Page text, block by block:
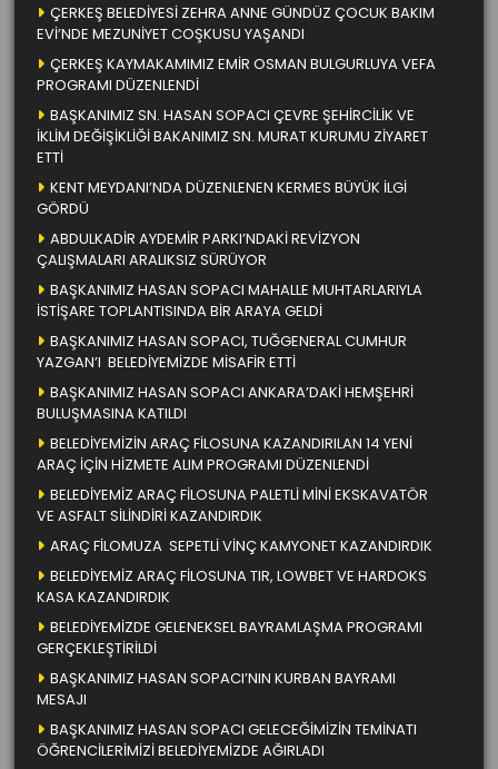
ÇERKEŞ BELEDİYESİ ZEHRA ANNE GÜNDÜZ ÇOCUK BAKIM
EVİ’NDE MEZUNİYET COŞKUSU YAŞANDI
ÇERKEŞ KAYMAKAMIMIZ EMİR OSMAN BULGURLUYA VEFA
PROGRAMI DÜZENLENDİ
BAŞKANIMIZ SN. HASAN SOPACI ÇEVRE ŞEHİRCİLİK VE
İKLİM DEĞİŞİKLİĞİ BAKANIMIZ SN. MURAT KURUMU ZİYARET
ETTİ
KENT MEYDANI’NDA DÜZENLENEN KERMES BÜYÜK İLGİ
GÖRDÜ
ABDULKADİR AYDEMİR PARKI’NDAKİ REVİZYON
ÇALIŞMALARI ARALIKSIZ SÜRÜYOR
BAŞKANIMIZ HASAN SOPACI MAHALLE MUHTARLARIYLA
İSTİŞARE TOPLANTISINDA BİR ARAYA GELDİ
BAŞKANIMIZ HASAN SOPACI, TUĞGENERAL CUMHUR
YAZGAN’I BELEDİYEMİZDE MİSAFİR ETTİ
BAŞKANIMIZ HASAN SOPACI ANKARA’DAKİ HEMŞEHRİ
BULUŞMASINA KATILDI
BELEDİYEMİZİN ARAÇ FİLOSUNA KAZANDIRILAN 14 YENİ
ARAÇ İÇİN HİZMETE ALIM PROGRAMI DÜZENLENDİ
BELEDİYEMİZ ARAÇ FİLOSUNA PALETLİ MİNİ EKSKAVATÖR
VE ASFALT SİLİNDİRİ KAZANDIRDIK
ARAÇ FİLOMUZA SEPETLİ VİNÇ KAMYONET KAZANDIRDIK
BELEDİYEMİZ ARAÇ FİLOSUNA TIR, LOWBET VE HARDOKS
KASA KAZANDIRDIK
BELEDİYEMİZDE GELENEKSEL BAYRAMLAŞMA PROGRAMI
GERÇEKLEŞTİRİLDİ
BAŞKANIMIZ HASAN SOPACI’NIN KURBAN BAYRAMI
MESAJI
BAŞKANIMIZ HASAN SOPACI GELECEĞİMİZİN TEMİNATI
ÖĞRENCİLERİMİZİ BELEDİYEMİZDE AĞIRLADI